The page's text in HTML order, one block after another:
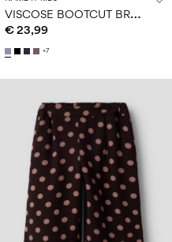
V
ISCOSE BOOTCUT BROEK
€ 23,99
+7